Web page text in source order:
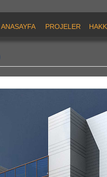
ANASAYFA PROJELER